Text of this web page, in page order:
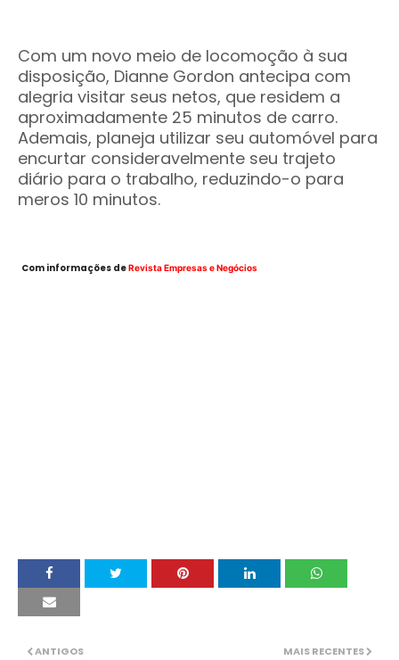
Com um novo meio de locomoção à sua
disposição, Dianne Gordon antecipa com
alegria visitar seus netos, que residem a
aproximadamente 25 minutos de carro.
Ademais, planeja utilizar seu automóvel para
encurtar consideravelmente seu trajeto
diário para o trabalho, reduzindo-o para
meros 10 minutos.
Com informações deRevista Empresas e Negócios
MAIS RECENTES
ANTIGOS